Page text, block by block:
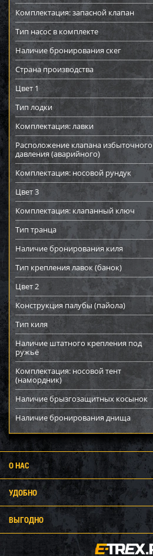
Комплектация: запасной клапан
Тип насос в комплекте
Наличие бронирования скег
Страна производства
Цвет 1
Тип лодки
Комплектация: лавки
Расположение клапана избыточного
давления (аварийного)
Комплектация: носовой рундук
Цвет 3
Комплектация: клапанный ключ
Тип транца
Наличие бронирования киля
Тип крепления лавок (банок)
Цвет 2
Конструкция палубы (пайола)
Тип киля
Наличие штатного крепления под
ружьё
Комплектация: носовой тент
(намордник)
Наличие брызгозащитных косынок
Наличие бронирования днища
О НАС
УДОБНО
ВЫГОДНО